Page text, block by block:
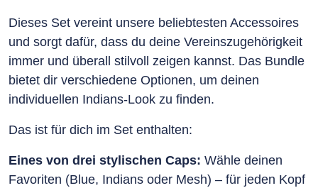
Dieses Set vereint unsere beliebtesten Accessoires
und sorgt dafür, dass du deine Vereinszugehörigkeit
immer und überall stilvoll zeigen kannst. Das Bundle
bietet dir verschiedene Optionen, um deinen
individuellen Indians-Look zu finden.
Das ist für dich im Set enthalten:
Eines von drei stylischen Caps: Wähle deinen
Favoriten (Blue, Indians oder Mesh) – für jeden Kopf